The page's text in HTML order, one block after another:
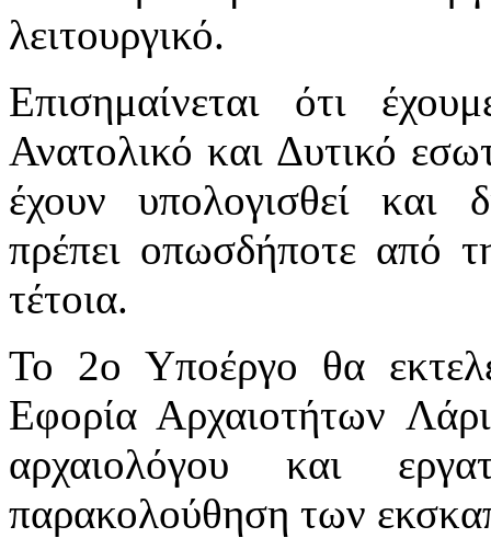
λειτουργικό.
Επισημαίνεται ότι
Ανατολικό και Δυτικό
έχουν υπολογισθεί και
πρέπει οπωσδήποτε από
τέτοια.
Το 2ο Υποέργο θα
Εφορία Αρχαιοτήτων
αρχαιολόγου και
παρακολούθηση των